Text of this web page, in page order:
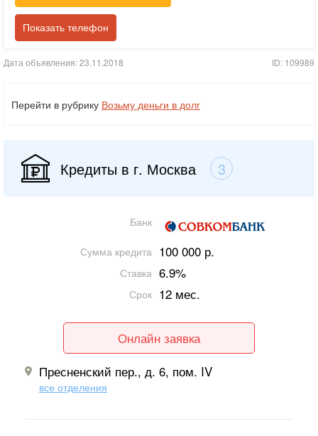
Показать телефон
Дата объявления: 23.11.2018 ID: 109989
Перейти в рубрику Возьму деньги в долг
Кредиты в г. Москва 3
Банк
Сумма кредита 100 000 р.
Ставка 6.9%
Срок 12 мес.
Онлайн заявка
Пресненский пер., д. 6, пом. IV
все отделения